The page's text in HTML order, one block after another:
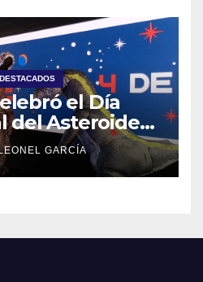
DESTACADOS
el Día
del Asteroide
para toda la
GARCÍA